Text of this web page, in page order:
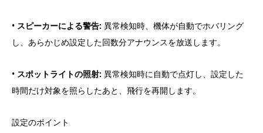
• スピーカーによる警告: 異常検知時、機体が自動でホバリング
し、あらかじめ設定した回数分アナウンスを放送します。
• スポットライトの照射: 異常検知時に自動で点灯し、設定した
時間だけ対象を照らしたあと、飛行を再開します。
設定のポイント